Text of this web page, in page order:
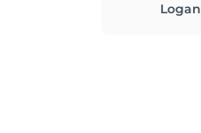
Logan